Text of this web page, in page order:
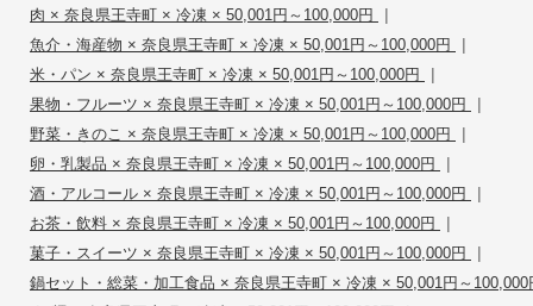
肉 × 奈良県王寺町 × 冷凍 × 50,001円～100,000円 |
魚介・海産物 × 奈良県王寺町 × 冷凍 × 50,001円～100,000円 |
米・パン × 奈良県王寺町 × 冷凍 × 50,001円～100,000円 |
果物・フルーツ × 奈良県王寺町 × 冷凍 × 50,001円～100,000円 |
野菜・きのこ × 奈良県王寺町 × 冷凍 × 50,001円～100,000円 |
卵・乳製品 × 奈良県王寺町 × 冷凍 × 50,001円～100,000円 |
酒・アルコール × 奈良県王寺町 × 冷凍 × 50,001円～100,000円 |
お茶・飲料 × 奈良県王寺町 × 冷凍 × 50,001円～100,000円 |
菓子・スイーツ × 奈良県王寺町 × 冷凍 × 50,001円～100,000円 |
鍋セット・総菜・加工食品 × 奈良県王寺町 × 冷凍 × 50,001円～100,000